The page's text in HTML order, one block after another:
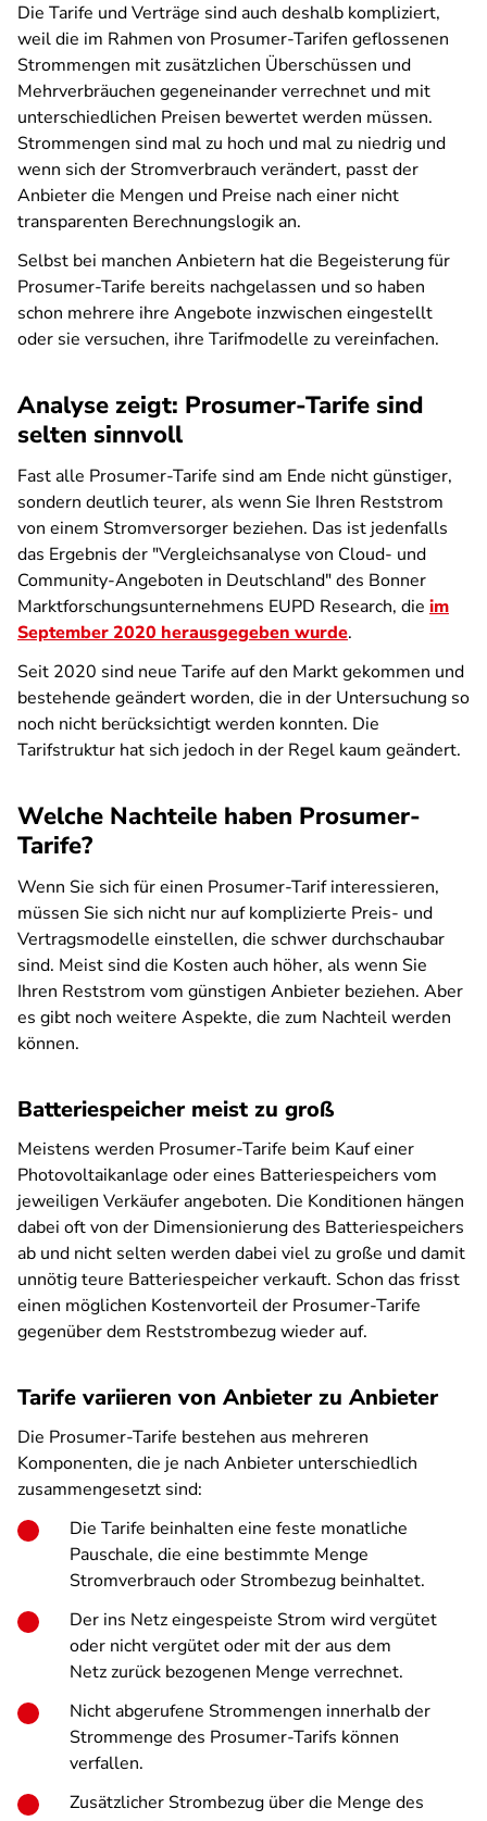
Die Tarife und Verträge sind auch deshalb kompliziert,
weil die im Rahmen von Prosumer-Tarifen geflossenen
Strommengen mit zusätzlichen Überschüssen und
Mehrverbräuchen gegeneinander verrechnet und mit
unterschiedlichen Preisen bewertet werden müssen.
Strommengen sind mal zu hoch und mal zu niedrig und
wenn sich der Stromverbrauch verändert, passt der
Anbieter die Mengen und Preise nach einer nicht
transparenten Berechnungslogik an.
Selbst bei manchen Anbietern hat die Begeisterung für
Prosumer-Tarife bereits nachgelassen und so haben
schon mehrere ihre Angebote inzwischen eingestellt
oder sie versuchen, ihre Tarifmodelle zu vereinfachen.
Analyse zeigt: Prosumer-Tarife sind
selten sinnvoll
Fast alle Prosumer-Tarife sind am Ende nicht günstiger,
sondern deutlich teurer, als wenn Sie Ihren Reststrom
von einem Stromversorger beziehen. Das ist jedenfalls
das Ergebnis der "Vergleichsanalyse von Cloud- und
Community-Angeboten in Deutschland" des Bonner
Marktforschungsunternehmens EUPD Research, die im
September 2020 herausgegeben wurde.
Seit 2020 sind neue Tarife auf den Markt gekommen und
bestehende geändert worden, die in der Untersuchung so
noch nicht berücksichtigt werden konnten. Die
Tarifstruktur hat sich jedoch in der Regel kaum geändert.
Welche Nachteile haben Prosumer-
Tarife?
Wenn Sie sich für einen Prosumer-Tarif interessieren,
müssen Sie sich nicht nur auf komplizierte Preis- und
Vertragsmodelle einstellen, die schwer durchschaubar
sind. Meist sind die Kosten auch höher, als wenn Sie
Ihren Reststrom vom günstigen Anbieter beziehen. Aber
es gibt noch weitere Aspekte, die zum Nachteil werden
können.
Batteriespeicher meist zu groß
Meistens werden Prosumer-Tarife beim Kauf einer
Photovoltaikanlage oder eines Batteriespeichers vom
jeweiligen Verkäufer angeboten. Die Konditionen hängen
dabei oft von der Dimensionierung des Batteriespeichers
ab und nicht selten werden dabei viel zu große und damit
unnötig teure Batteriespeicher verkauft. Schon das frisst
einen möglichen Kostenvorteil der Prosumer-Tarife
gegenüber dem Reststrombezug wieder auf.
Tarife variieren von Anbieter zu Anbieter
Die Prosumer-Tarife bestehen aus mehreren
Komponenten, die je nach Anbieter unterschiedlich
zusammengesetzt sind:
Die Tarife beinhalten eine feste monatliche
Pauschale, die eine bestimmte Menge
Stromverbrauch oder Strombezug beinhaltet.
Der ins Netz eingespeiste Strom wird vergütet
oder nicht vergütet oder mit der aus dem
Netz zurück bezogenen Menge verrechnet.
Nicht abgerufene Strommengen innerhalb der
Strommenge des Prosumer-Tarifs können
verfallen.
Zusätzlicher Strombezug über die Menge des